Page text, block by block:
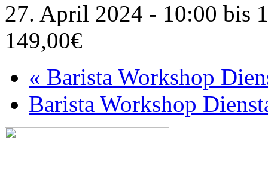
27. April 2024 - 10:00 bis
149,00€
« Barista Workshop
Barista Workshop